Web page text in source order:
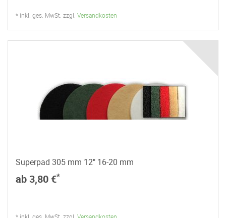
* inkl. ges. MwSt. zzgl. Versandkosten
Superpad 305 mm 12" 16-20 mm
ab 3,80 €*